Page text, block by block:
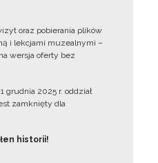
oraz pobierania plików
i lekcjami muzealnymi –
wersja oferty bez
grudnia 2025 r. oddział
zamknięty dla
historii!